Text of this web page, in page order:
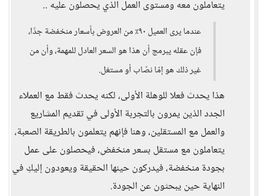
يتعاملون معه ومستوى العمل الذي يحصلون عليه ..
عندما يرى العميل ٩٠٪ من العروض بأسعار منخفضة جدًا،
فإن عقله يبرمج أن هذا هو السعر العادل للمهمة، وأن من
غير ذلك هو إمّا نصّاب أو مستغل.
هذا يحدث فعلا للوهلة الأولى، لكنه يحدث فقط مع العملاء
الجدد الذين يمرون بالتجربة الأولى في تقديم المشاريع
والعمل مع المستقلين، وهنا فإنهم يتعلمون بالطريقة الصعبة،
يتعاملون مع مستقل بسعر منخفض، فيحصلون على عمل
بجودة منخفضة، فيدركون حينها الحقيقة ويعودون إليكِ في
النهاية حين يبحثون عن الجودة.